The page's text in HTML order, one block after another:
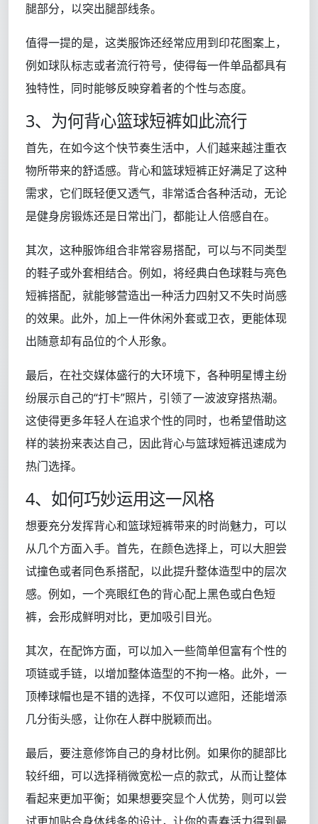
腿部分，以突出腿部线条。
值得一提的是，这类服饰还经常应用到印花图案上，
例如球队标志或者流行符号，使得每一件单品都具有
独特性，同时能够反映穿着者的个性与态度。
3、为何背心篮球短裤如此流行
首先，在如今这个快节奏生活中，人们越来越注重衣
物所带来的舒适感。背心和篮球短裤正好满足了这种
需求，它们既轻便又透气，非常适合各种活动，无论
是健身房锻炼还是日常出门，都能让人倍感自在。
其次，这种服饰组合非常容易搭配，可以与不同类型
的鞋子或外套相结合。例如，将经典白色球鞋与亮色
短裤搭配，就能够营造出一种活力四射又不失时尚感
的效果。此外，加上一件休闲外套或卫衣，更能体现
出随意却有品位的个人形象。
最后，在社交媒体盛行的大环境下，各种明星博主纷
纷展示自己的“打卡”照片，引领了一波波穿搭热潮。
这使得更多年轻人在追求个性的同时，也希望借助这
样的装扮来表达自己，因此背心与篮球短裤迅速成为
热门选择。
4、如何巧妙运用这一风格
想要充分发挥背心和篮球短裤带来的时尚魅力，可以
从几个方面入手。首先，在颜色选择上，可以大胆尝
试撞色或者同色系搭配，以此提升整体造型中的层次
感。例如，一个亮眼红色的背心配上黑色或白色短
裤，会形成鲜明对比，更加吸引目光。
其次，在配饰方面，可以加入一些简单但富有个性的
项链或手链，以增加整体造型的不拘一格。此外，一
顶棒球帽也是不错的选择，不仅可以遮阳，还能增添
几分街头感，让你在人群中脱颖而出。
最后，要注意修饰自己的身材比例。如果你的腿部比
较纤细，可以选择稍微宽松一点的款式，从而让整体
看起来更加平衡；如果想要突显个人优势，则可以尝